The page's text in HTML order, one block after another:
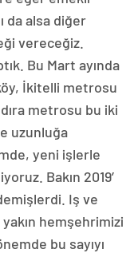
da alsa diğer
vereceğiz.
Bu Mart ayında
İkitelli metrosu
metrosu bu iki
uzunluğa
yeni işlerle
Bakın 2019′
Iş ve
hemşehrimizi
bu sayıyı